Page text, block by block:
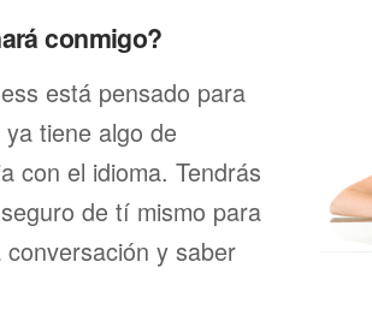
conmigo?
está pensado para
tiene algo de
con el idioma. Tendrás
de tí mismo para
conversación y saber